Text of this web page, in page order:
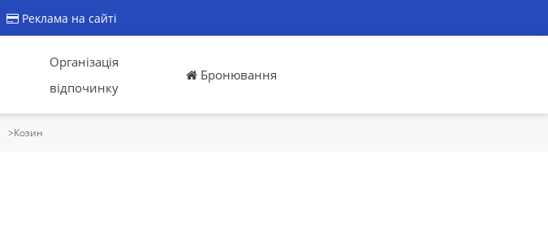
Реклама на сайті
Організація
відпочинку
Бронювання
Козин